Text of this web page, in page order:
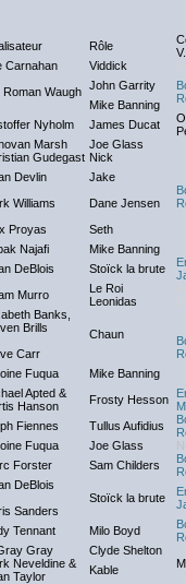
Rôle
Carnahan Viddick
Roman Waugh John Garrity
Mike Banning
Nyholm James Ducat
Marsh Joe Glass
Gudegast Nick
Devlin Jake
Williams Dane Jensen
Proyas Seth
Najafi Mike Banning
DeBlois Stoïck la brute
Murro
Le Roi
Leonidas
Banks,
Brills
Carr
Chaun
Fuqua Mike Banning
Apted &
Hanson
Frosty Hesson
Fiennes Tullus Aufidius
Fuqua Joe Glass
Forster Sam Childers
DeBlois
Sanders
Stoïck la brute
Tennant Milo Boyd
Gray
Clyde Shelton
Neveldine &
Taylor
Kable